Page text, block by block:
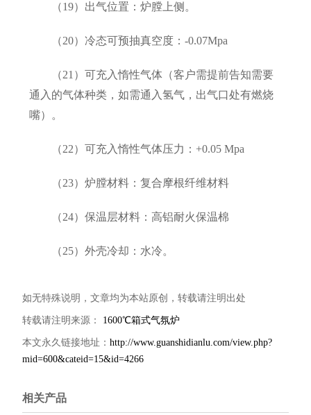
（19）出气位置：炉膛上侧。
（20）冷态可预抽真空度：-0.07Mpa
（21）可充入惰性气体（客户需提前告知需要
通入的气体种类，如需通入氢气，出气口处有燃烧
嘴）。
（22）可充入惰性气体压力：+0.05 Mpa
（23）炉膛材料：复合摩根纤维材料
（24）保温层材料：高铝耐火保温棉
（25）外壳冷却：水冷。
如无特殊说明，文章均为本站原创，转载请注明出处
转载请注明来源： 1600℃箱式气氛炉
本文永久链接地址： http://www.guanshidianlu.com/view.php?
mid=600&cateid=15&id=4266
相关产品